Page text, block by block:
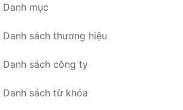
Danh mục
Danh sách thương hiệu
Danh sách công ty
Danh sách từ khóa